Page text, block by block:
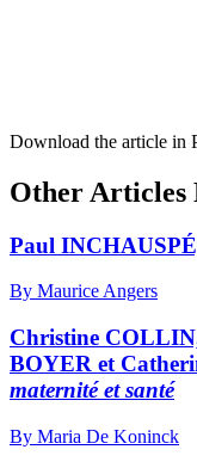
Download the article in
Other Articles
Paul
By Maurice Angers
Christine
BOYER et
maternité et santé
By Maria De Koninck